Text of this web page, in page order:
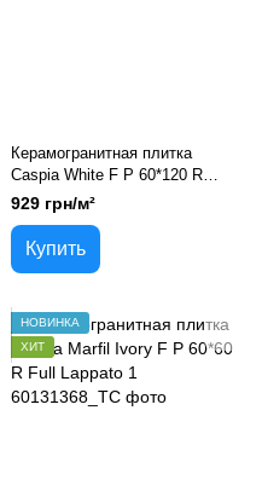
Керамогранитная плитка
Caspia White F P 60*120 R
Satin 1
929 грн/м²
Купить
НОВИНКА
ХИТ